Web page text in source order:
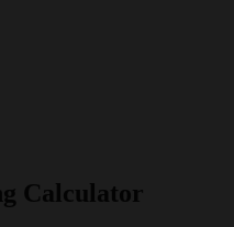
Calculator